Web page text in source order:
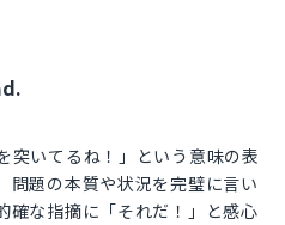
突いてるね！」という意味の表
問題の本質や状況を完璧に言い
確な指摘に「それだ！」と感心